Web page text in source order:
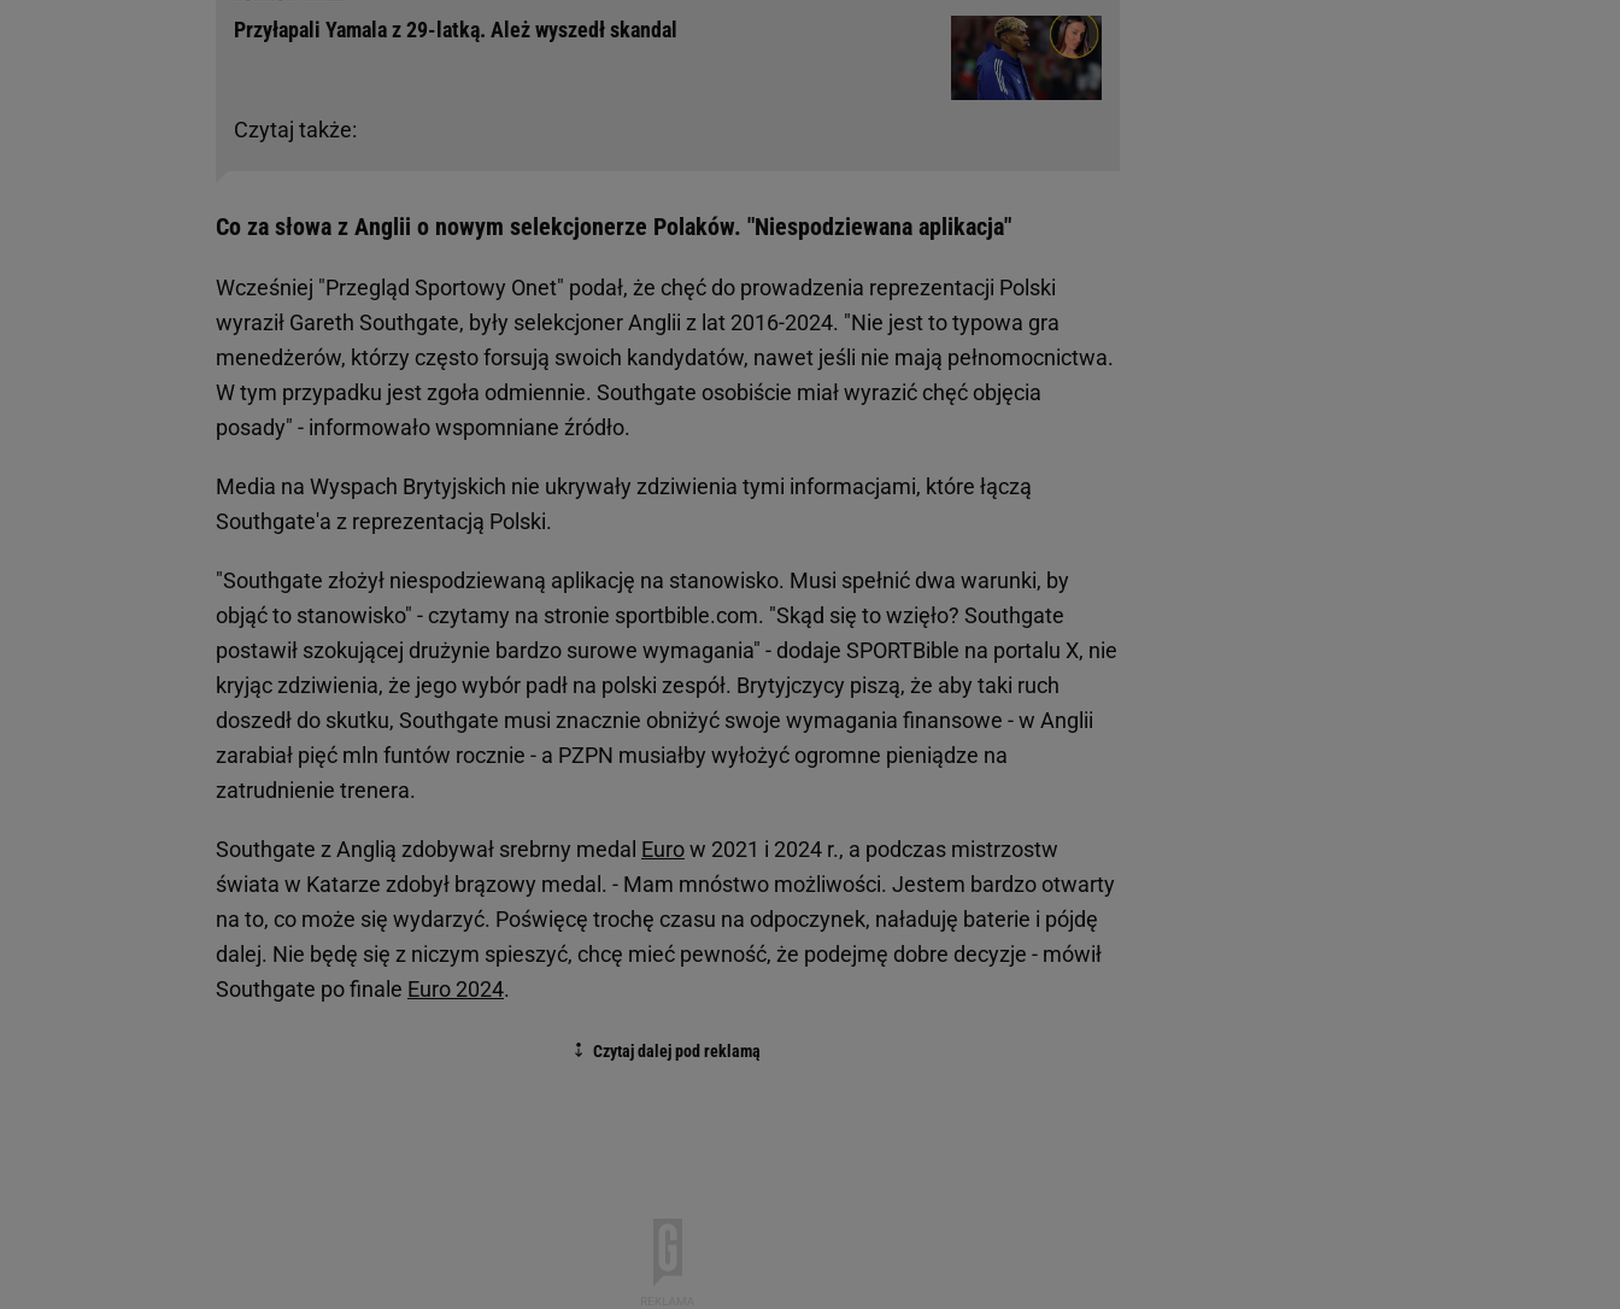
Czytaj także:
Przyłapali Yamala z 29-latką. Ależ wyszedł skandal
Co za słowa z Anglii o nowym selekcjonerze Polaków. "Niespodziewana aplikacja"
Wcześniej "Przegląd Sportowy Onet" podał, że chęć do prowadzenia reprezentacji Polski
wyraził Gareth Southgate, były selekcjoner Anglii z lat 2016-2024. "Nie jest to typowa gra
menedżerów, którzy często forsują swoich kandydatów, nawet jeśli nie mają pełnomocnictwa.
W tym przypadku jest zgoła odmiennie. Southgate osobiście miał wyrazić chęć objęcia
posady" - informowało wspomniane źródło.
Media na Wyspach Brytyjskich nie ukrywały zdziwienia tymi informacjami, które łączą
Southgate'a z reprezentacją Polski.
"Southgate złożył niespodziewaną aplikację na stanowisko. Musi spełnić dwa warunki, by
objąć to stanowisko" - czytamy na stronie sportbible.com. "Skąd się to wzięło? Southgate
postawił szokującej drużynie bardzo surowe wymagania" - dodaje SPORTBible na portalu X, nie
kryjąc zdziwienia, że jego wybór padł na polski zespół. Brytyjczycy piszą, że aby taki ruch
doszedł do skutku, Southgate musi znacznie obniżyć swoje wymagania finansowe - w Anglii
zarabiał pięć mln funtów rocznie - a PZPN musiałby wyłożyć ogromne pieniądze na
zatrudnienie trenera.
Southgate z Anglią zdobywał srebrny medal Eurow 2021 i 2024 r., a podczas mistrzostw
świata w Katarze zdobył brązowy medal. - Mam mnóstwo możliwości. Jestem bardzo otwarty
na to, co może się wydarzyć. Poświęcę trochę czasu na odpoczynek, naładuję baterie i pójdę
dalej. Nie będę się z niczym spieszyć, chcę mieć pewność, że podejmę dobre decyzje - mówił
Southgate po finale Euro 2024.